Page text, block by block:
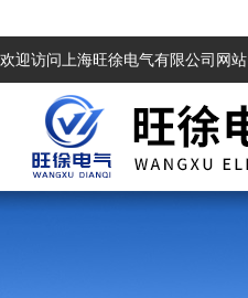
欢迎访问上海旺徐电气有限公司网站